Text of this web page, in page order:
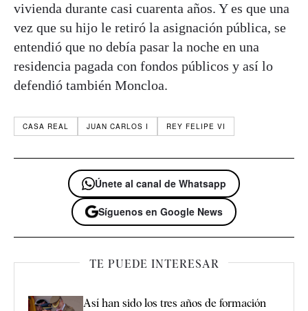
vivienda durante casi cuarenta años. Y es que una
vez que su hijo le retiró la asignación pública, se
entendió que no debía pasar la noche en una
residencia pagada con fondos públicos y así lo
defendió también Moncloa.
CASA REAL JUAN CARLOS I REY FELIPE VI
Únete al canal de Whatsapp
Síguenos en Google News
TE PUEDE INTERESAR
Así han sido los tres años de formación